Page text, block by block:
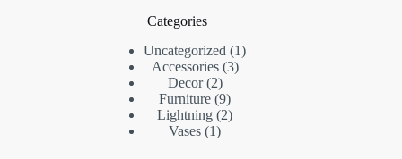
Categories
Uncategorized
11
Accessories 33
Decor 22
productos
Furniture 99
productos
Lightning 22
Vases 11